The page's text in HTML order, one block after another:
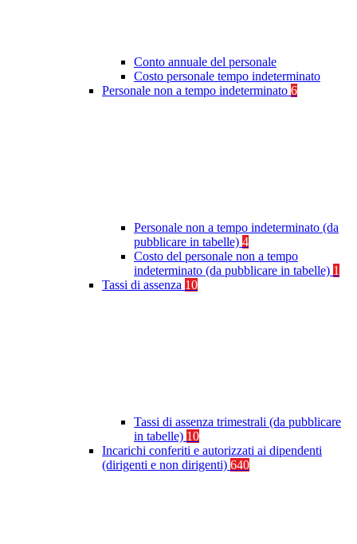
Conto annuale del personale
Costo personale tempo indeterminato
Personale non a tempo indeterminato 6
Personale non a tempo indeterminato (da
pubblicare in tabelle) 4
Costo del personale non a tempo
indeterminato (da pubblicare in tabelle) 1
Tassi di assenza 10
Tassi di assenza trimestrali (da pubblicare
in tabelle) 10
Incarichi conferiti e autorizzati ai dipendenti
(dirigenti e non dirigenti) 640